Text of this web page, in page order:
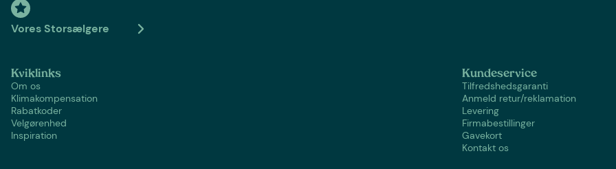
Vores Storsælgere
Kviklinks
Om os
Klimakompensation
Rabatkoder
Velgørenhed
Inspiration
Kundeservice
Tilfredshedsgaranti
Anmeld retur/reklamation
Levering
Firmabestillinger
Gavekort
Kontakt os